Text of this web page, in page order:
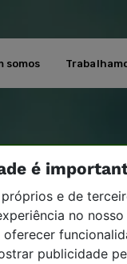
somos
é
e de
no
publicidade